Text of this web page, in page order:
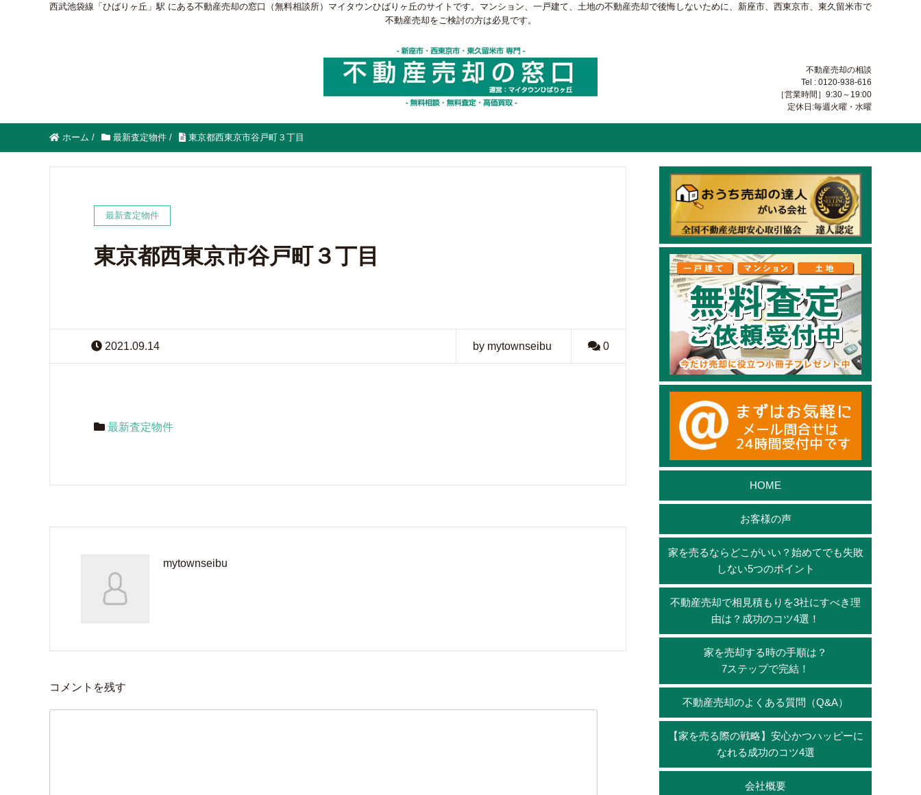
西武池袋線「ひばりヶ丘」駅 にある不動産売却の窓口（無料相談所）マイタウンひばりヶ丘のサイトです。マンション、一戸建て、土地の不動産売却で後悔しないために、新座市、西東京市、東久留米市で
不動産売却をご検討の方は必見です。
不動産売却の相談
Tel : 0120-938-616
［営業時間］9:30～19:00
定休日:毎週火曜・水曜
ホーム / 最新査定物件 / 東京都西東京市谷戸町３丁目
最新査定物件
東京都西東京市谷戸町３丁目
2021.09.14 by mytownseibu 0
最新査定物件
mytownseibu
コメントを残す
HOME
お客様の声
家を売るならどこがいい？始めてでも失敗
しない5つのポイント
不動産売却で相見積もりを3社にすべき理
由は？成功のコツ4選！
家を売却する時の手順は？
7ステップで完結！
不動産売却のよくある質問（Q&A）
【家を売る際の戦略】安心かつハッピーに
なれる成功のコツ4選
会社概要